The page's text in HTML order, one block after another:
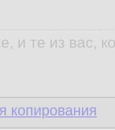
и те из вас,
копирования